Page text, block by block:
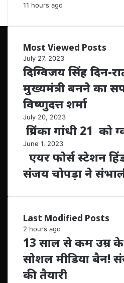
11 hours ago
Most Viewed Posts
July 27, 2023
दिग्विजय सिंह दिन-
मुख्यमंत्री बनने का
विष्णुदत्त शर्मा
July 20, 2023
प्रियंका गांधी 21 को
June 1, 2023
एयर फोर्स स्टेशन
संजय चोपड़ा ने
Last Modified Posts
2 hours ago
13 साल से कम उम्र
सोशल मीडिया बैन!
की तैयारी